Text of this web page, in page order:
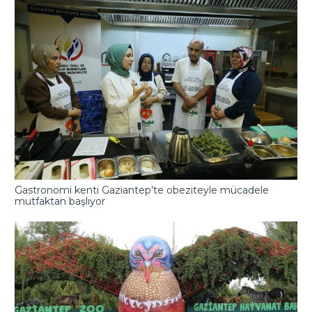
Gastronomi kenti Gaziantep’te obeziteyle mücadele
mutfaktan başlıyor